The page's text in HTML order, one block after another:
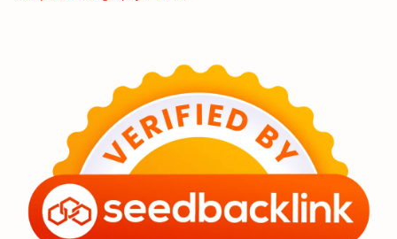
Tata Surya Hype
Asteroid Observasi
Premium Komet Bulan
Penelitian Serba-serbi Satelit